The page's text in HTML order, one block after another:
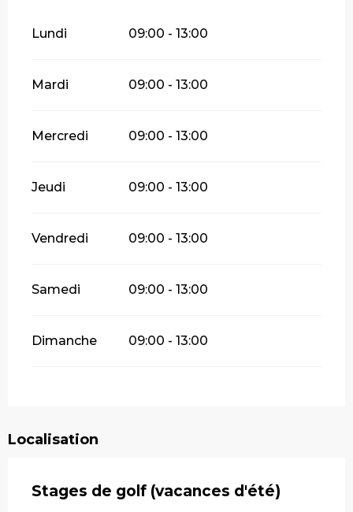
Lundi 09:00 - 13:00
Mardi 09:00 - 13:00
Mercredi 09:00 - 13:00
Jeudi 09:00 - 13:00
Vendredi 09:00 - 13:00
Samedi 09:00 - 13:00
Dimanche 09:00 - 13:00
Localisation
Stages de golf (vacances d'été)